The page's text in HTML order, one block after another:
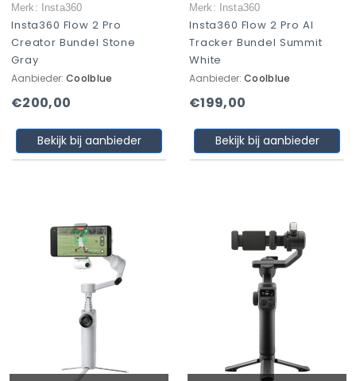
Merk: Insta360
Insta360 Flow 2 Pro
Creator Bundel Stone
Gray
Aanbieder: Coolblue
€200,00
Bekijk bij aanbieder
Merk: Insta360
Insta360 Flow 2 Pro AI
Tracker Bundel Summit
White
Aanbieder: Coolblue
€199,00
Bekijk bij aanbieder